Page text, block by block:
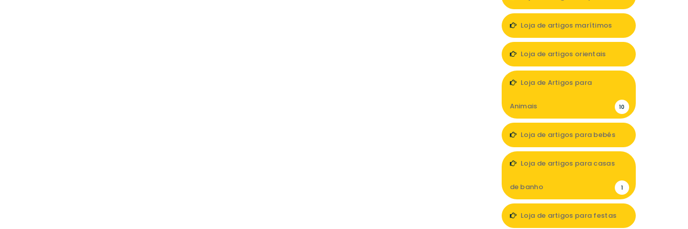
Loja de artigos marítimos
Loja de artigos orientais
Loja de Artigos para
Animais 10
Loja de artigos para bebés
Loja de artigos para casas
de banho 1
Loja de artigos para festas